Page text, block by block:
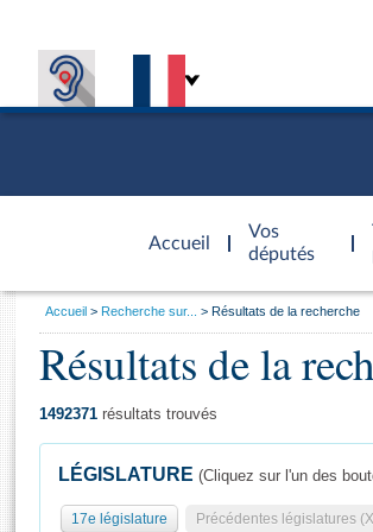
Accueil
d'accueil
Vos
députés
Général
Vous
Accueil Recherche sur... Résultats de la recherche
Résultats de la
1492371 résultats trouvés
LÉGISLATURE (Cliquez sur l'un des
17e législature Précédentes législatures